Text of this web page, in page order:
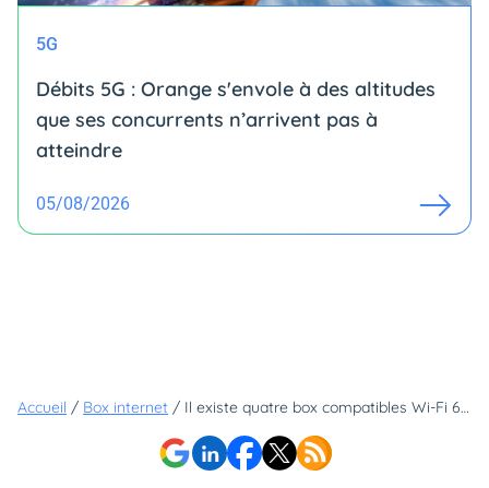
5G
Débits 5G : Orange s'envole à des altitudes
que ses concurrents n’arrivent pas à
atteindre
05/08/2026
Accueil / Box internet / Il existe quatre box compatibles Wi-Fi 6E, mais découvrez celle qui permet la dernière norme Wi-Fi au meilleur prix